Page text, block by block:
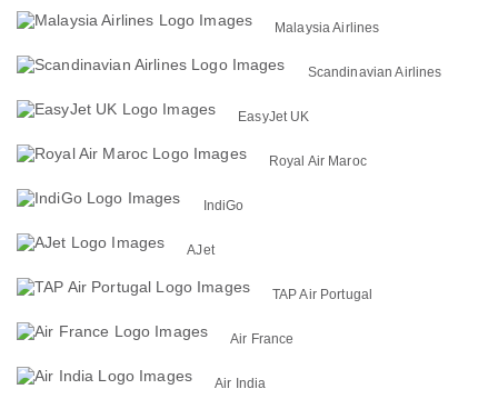
Malaysia Airlines
Scandinavian Airlines
EasyJet UK
Royal Air Maroc
IndiGo
AJet
TAP Air Portugal
Air France
Air India